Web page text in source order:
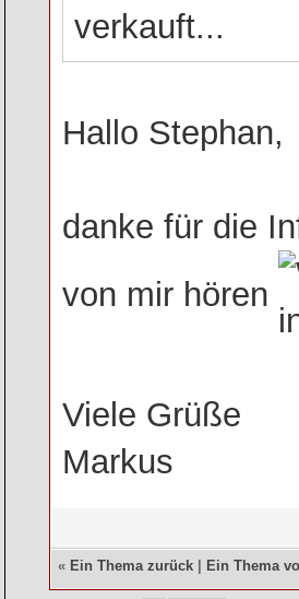
verkauft...
Hallo Stephan,
danke für die
von mir hören
Viele Grüße
Markus
« Ein Thema zurück Ein Thema